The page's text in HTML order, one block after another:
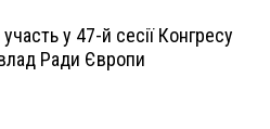
у 47-й сесії Конгресу
влад Ради Європи